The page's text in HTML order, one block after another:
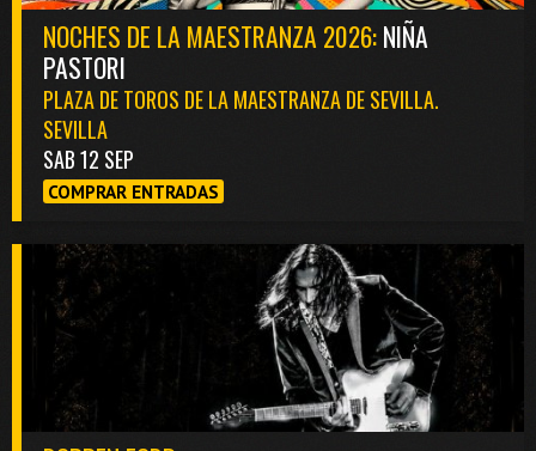
NOCHES DE LA MAESTRANZA 2026:NIÑA
PASTORI
PLAZA DE TOROS DE LA MAESTRANZA DE SEVILLA.
SEVILLA
SAB 12 SEP
COMPRAR ENTRADAS